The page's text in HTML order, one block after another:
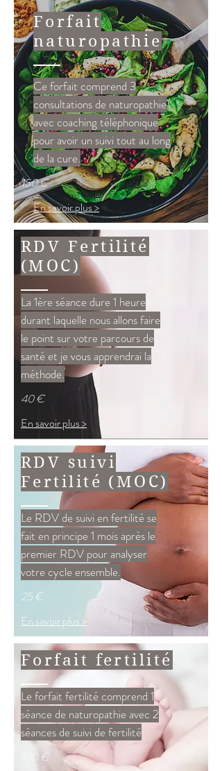
Forfait
naturopathie
Ce forfait comprend 3
consultations de naturopathie
avec coaching téléphonique
pour avoir un suivi tout au long
de la cure.
En savoir plus >
150 €
RDV Fertilité
(MOC)
La 1ère séance dure 1 heure
durant laquelle nous allons faire
le point sur votre parcours de
santé et je vous apprendrai la
méthode.
40 €
En savoir plus >
RDV suivi
Fertilité (MOC)
Le RDV de suivi en fertilité se
fait en principe 1 mois après le
premier RDV pour analyser
votre cycle ensemble.
25 €
En savoir plus >
Forfait fertilité
Le forfait fertilité comprend 1
séance de naturopathie avec 2
séances de suivi de fertilité
100 €